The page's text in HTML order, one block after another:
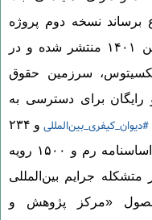
برساند نسخه دوم پروژه
در ۲۵ بهمن ۱۴۰۱ منتشر شده و در
سرزمین حقوق
برای دسترسی به
#دیوان_کیفری_بین‌المللی
و ۲۳۴
درس‌گفتار تفسیری درباره تمام مواد اساسنامه رم و ۱۵۰۰ رویه
جرایم بین‌المللی
«مرکز پژوهش و